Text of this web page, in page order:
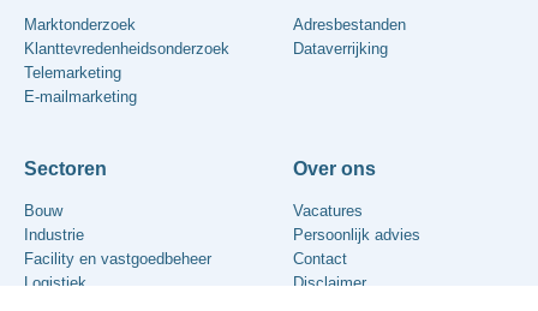
Marktonderzoek
Klanttevredenheidsonderzoek
Telemarketing
E-mailmarketing
Adresbestanden
Dataverrijking
Sectoren
Bouw
Industrie
Facility en vastgoedbeheer
Logistiek
Over ons
Vacatures
Persoonlijk advies
Contact
Disclaimer